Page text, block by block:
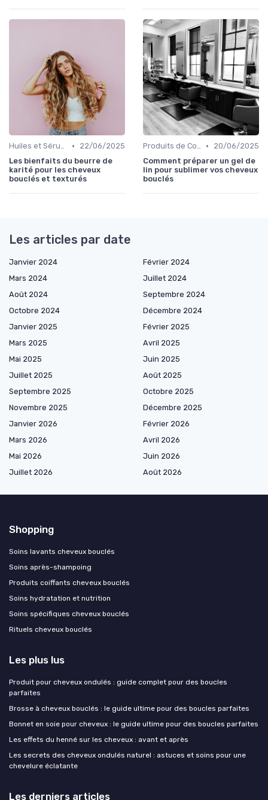
Huiles et Sérums •
22/06/2025
Les bienfaits du beurre de
karité pour les cheveux
bouclés et texturés
Produits de Coiffage •
20/06/2025
Comment préparer un gel de
lin pour sublimer vos cheveux
bouclés
Les articles par date
Janvier 2024
Février 2024
Mars 2024
Juillet 2024
Août 2024
Septembre 2024
Octobre 2024
Décembre 2024
Janvier 2025
Février 2025
Mars 2025
Avril 2025
Mai 2025
Juin 2025
Juillet 2025
Août 2025
Septembre 2025
Octobre 2025
Novembre 2025
Décembre 2025
Janvier 2026
Février 2026
Mars 2026
Avril 2026
Mai 2026
Juin 2026
Juillet 2026
Août 2026
Shopping
Soins lavants cheveux bouclés
Soins après-shampoing
Produits coiffants cheveux bouclés
Soins hydratation et nutrition
Soins spécifiques cheveux bouclés
Rituels cheveux bouclés
Les plus lus
Produit pour cheveux ondulés : guide complet pour des boucles
parfaites
Brosse à cheveux bouclés : le guide ultime pour des boucles parfaites
Bonnet en soie pour cheveux : le guide ultime pour des boucles parfaites
Les effets du henné sur les cheveux : avant et après
Les secrets des cheveux ondulés naturel : astuces et soins pour une
chevelure éclatante
Les derniers articles